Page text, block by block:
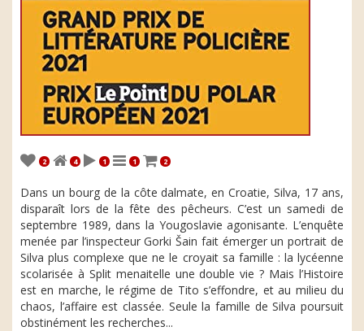
2 4 1 1 2
Dans un bourg de la côte dalmate, en Croatie, Silva, 17 ans,
disparaît lors de la fête des pêcheurs. C’est un samedi de
septembre 1989, dans la Yougoslavie agonisante. L’enquête
menée par l’inspecteur Gorki Šain fait émerger un portrait de
Silva plus complexe que ne le croyait sa famille : la lycéenne
scolarisée à Split menaitelle une double vie ? Mais l’Histoire
est en marche, le régime de Tito s’effondre, et au milieu du
chaos, l’affaire est classée. Seule la famille de Silva poursuit
obstinément les recherches...